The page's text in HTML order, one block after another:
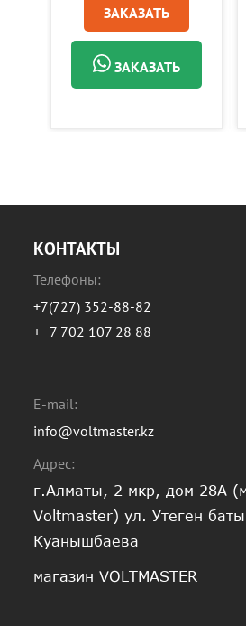
ЗАКАЗАТЬ
ЗАКАЗАТЬ
КОНТАКТЫ
Телефоны:
+7(727) 352-88-82
+ 7 702 107 28 88
E-mail:
info@voltmaster.kz
Адрес:
г.Алматы, 2 мкр, дом 28А
Voltmaster) ул. Утеген
Куанышбаева
магазин VOLTMASTER